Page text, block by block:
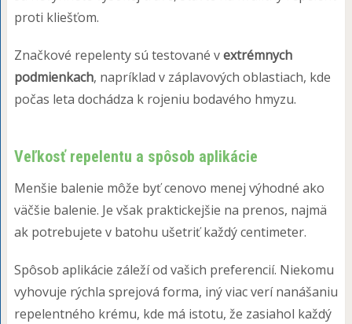
proti kliešťom.
Značkové repelenty sú testované vextrémnych
podmienkach, napríklad v záplavových oblastiach, kde
počas leta dochádza k rojeniu bodavého hmyzu.
Veľkosť repelentu a spôsob aplikácie
Menšie balenie môže byť cenovo menej výhodné ako
väčšie balenie. Je však praktickejšie na prenos, najmä
ak potrebujete v batohu ušetriť každý centimeter.
Spôsob aplikácie záleží od vašich preferencií. Niekomu
vyhovuje rýchla sprejová forma, iný viac verí nanášaniu
repelentného krému, kde má istotu, že zasiahol každý